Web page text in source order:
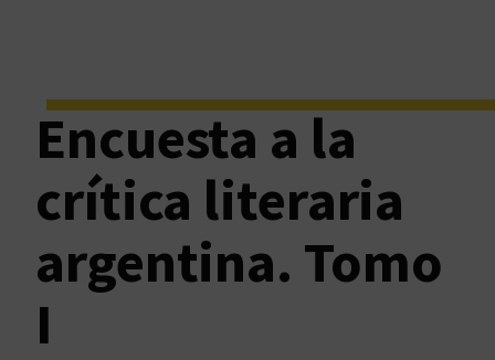
Encuesta a la
crítica literaria
argentina. Tomo
I